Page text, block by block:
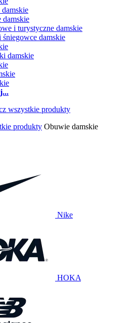
damskie
i turystyczne damskie
damskie
damskie
produkty Obuwie damskie
Nike
HOKA